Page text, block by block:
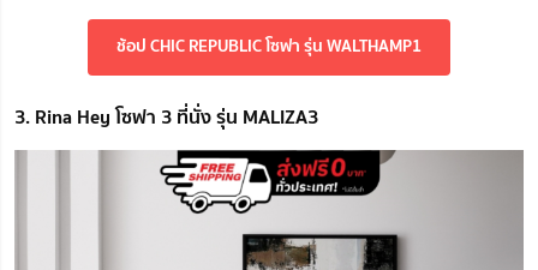
ช้อป CHIC REPUBLIC โซฟา รุ่น WALTHAMP1
3. Rina Hey โซฟา 3 ที่นั่ง รุ่น MALIZA3